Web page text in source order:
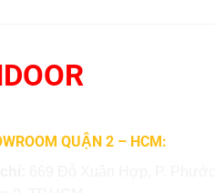
QUẬN 2 – HCM: